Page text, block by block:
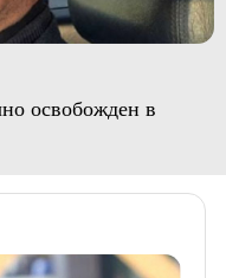
освобожден в